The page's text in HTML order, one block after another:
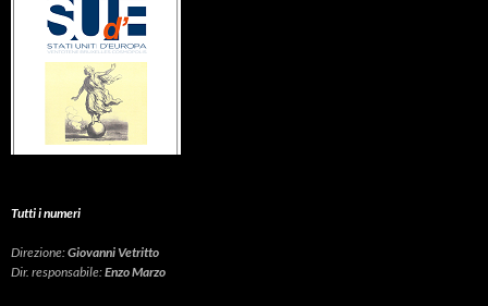
Tutti i numeri
Direzione:Giovanni Vetritto
Dir. responsabile:Enzo Marzo